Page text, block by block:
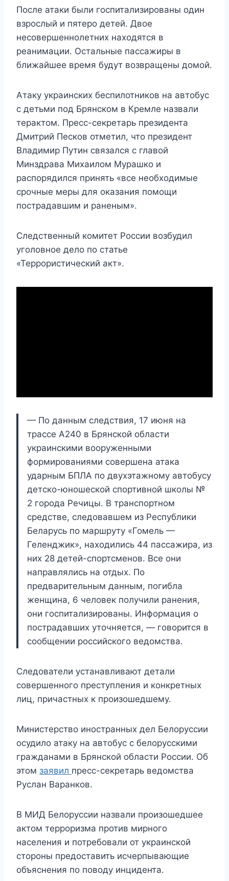
После атаки были госпитализированы один
взрослый и пятеро детей. Двое
несовершеннолетних находятся в
реанимации. Остальные пассажиры в
ближайшее время будут возвращены домой.
Атаку украинских беспилотников на автобус
с детьми под Брянском в Кремле назвали
терактом. Пресс-секретарь президента
Дмитрий Песков отметил, что президент
Владимир Путин связался с главой
Минздрава Михаилом Мурашко и
распорядился принять «все необходимые
срочные меры для оказания помощи
пострадавшим и раненым».
Следственный комитет России возбудил
уголовное дело по статье
«Террористический акт».
— По данным следствия, 17 июня на
трассе А240 в Брянской области
украинскими вооруженными
формированиями совершена атака
ударным БПЛА по двухэтажному автобусу
детско-юношеской спортивной школы №
2 города Речицы. В транспортном
средстве, следовавшем из Республики
Беларусь по маршруту «Гомель —
Геленджик», находились 44 пассажира, из
них 28 детей-спортсменов. Все они
направлялись на отдых. По
предварительным данным, погибла
женщина, 6 человек получили ранения,
они госпитализированы. Информация о
пострадавших уточняется, — говорится в
сообщении российского ведомства.
Следователи устанавливают детали
совершенного преступления и конкретных
лиц, причастных к произошедшему.
Министерство иностранных дел Белоруссии
осудило атаку на автобус с белорусскими
гражданами в Брянской области России. Об
этом заявил пресс-секретарь ведомства
Руслан Варанков.
В МИД Белоруссии назвали произошедшее
актом терроризма против мирного
населения и потребовали от украинской
стороны предоставить исчерпывающие
объяснения по поводу инцидента.